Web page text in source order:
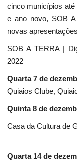
cinco municípios até
e ano novo, SOB
novas
SOB A TERRA |
2022
Quarta 7 de
Quiaios Clube,
Quinta 8 de
Casa da Cultura de
Quarta 14 de